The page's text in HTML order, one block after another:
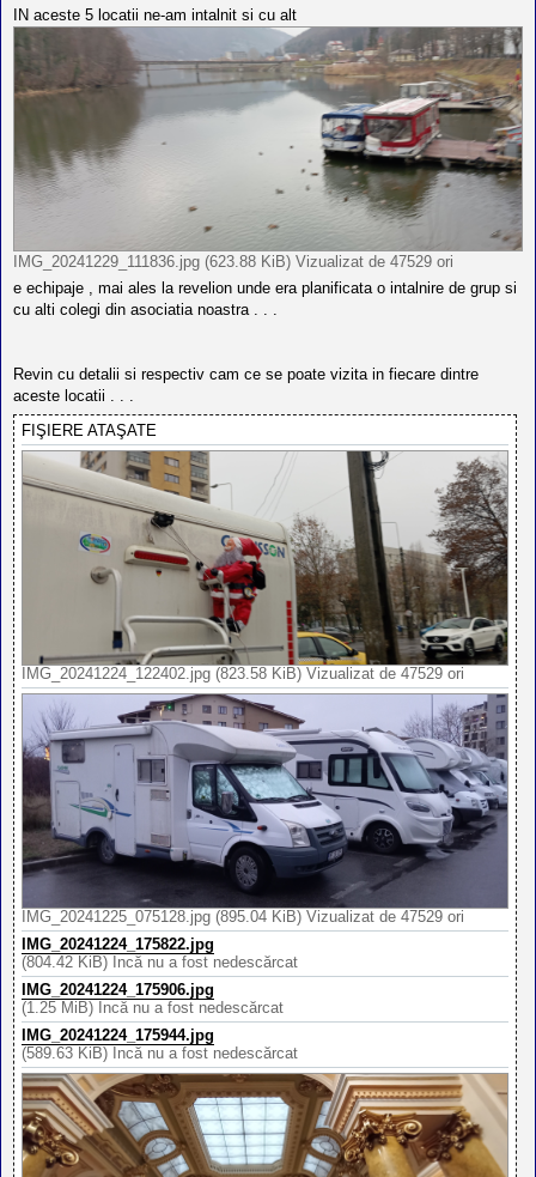
IN aceste 5 locatii ne-am intalnit si cu alt
IMG_20241229_111836.jpg (623.88 KiB) Vizualizat de 47529 ori
e echipaje , mai ales la revelion unde era planificata o intalnire de grup si
cu alti colegi din asociatia noastra . . .
Revin cu detalii si respectiv cam ce se poate vizita in fiecare dintre
aceste locatii . . .
FIŞIERE ATAŞATE
IMG_20241224_122402.jpg (823.58 KiB) Vizualizat de 47529 ori
IMG_20241225_075128.jpg (895.04 KiB) Vizualizat de 47529 ori
IMG_20241224_175822.jpg
(804.42 KiB) Încă nu a fost nedescărcat
IMG_20241224_175906.jpg
(1.25 MiB) Încă nu a fost nedescărcat
IMG_20241224_175944.jpg
(589.63 KiB) Încă nu a fost nedescărcat